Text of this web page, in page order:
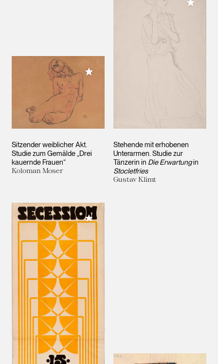
Sitzender weiblicher Akt.
Studie zum Gemälde „Drei
kauernde Frauen“
Koloman Moser
Meiner Sammlung hinzufügen
Stehende mit erhobenen
Unterarmen. Studie zur
Tänzerin in Die Erwartungin
Stocletfries
Gustav Klimt
Meiner
Meiner Sammlung hinzufügen